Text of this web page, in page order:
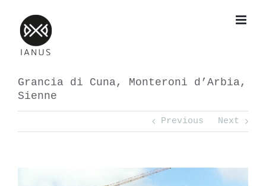
content
Grancia di Cuna, Monteroni d’Arbia,
S​ienne​
Previous Next